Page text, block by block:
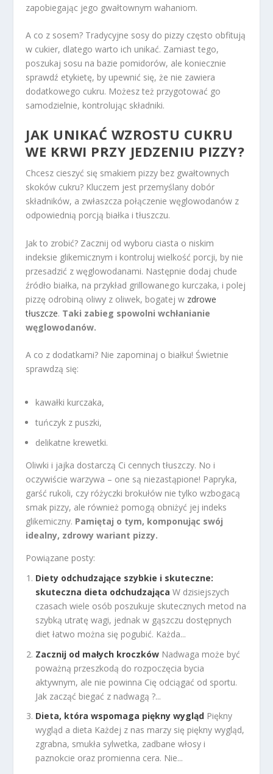
zapobiegając jego gwałtownym wahaniom.
A co z sosem? Tradycyjne sosy do pizzy często obfitują
w cukier, dlatego warto ich unikać. Zamiast tego,
poszukaj sosu na bazie pomidorów, ale koniecznie
sprawdź etykietę, by upewnić się, że nie zawiera
dodatkowego cukru. Możesz też przygotować go
samodzielnie, kontrolując składniki.
JAK UNIKAĆ WZROSTU CUKRU
WE KRWI PRZY JEDZENIU PIZZY?
Chcesz cieszyć się smakiem pizzy bez gwałtownych
skoków cukru? Kluczem jest przemyślany dobór
składników, a zwłaszcza połączenie węglowodanów z
odpowiednią porcją białka i tłuszczu.
Jak to zrobić? Zacznij od wyboru ciasta o niskim
indeksie glikemicznym i kontroluj wielkość porcji, by nie
przesadzić z węglowodanami. Następnie dodaj chude
źródło białka, na przykład grillowanego kurczaka, i polej
pizzę odrobiną oliwy z oliwek, bogatej w zdrowe
tłuszcze. Taki zabieg spowolni wchłanianie
węglowodanów.
A co z dodatkami? Nie zapominaj o białku! Świetnie
sprawdzą się:
kawałki kurczaka,
tuńczyk z puszki,
delikatne krewetki.
Oliwki i jajka dostarczą Ci cennych tłuszczy. No i
oczywiście warzywa – one są niezastąpione! Papryka,
garść rukoli, czy różyczki brokułów nie tylko wzbogacą
smak pizzy, ale również pomogą obniżyć jej indeks
glikemiczny. Pamiętaj o tym, komponując swój
idealny, zdrowy wariant pizzy.
Powiązane posty:
Diety odchudzające szybkie i skuteczne:
skuteczna dieta odchudzająca W dzisiejszych
czasach wiele osób poszukuje skutecznych metod na
szybką utratę wagi, jednak w gąszczu dostępnych
diet łatwo można się pogubić. Każda...
Zacznij od małych kroczków Nadwaga może być
poważną przeszkodą do rozpoczęcia bycia
aktywnym, ale nie powinna Cię odciągać od sportu.
Jak zacząć biegać z nadwagą ?...
Dieta, która wspomaga piękny wygląd Piękny
wygląd a dieta Każdej z nas marzy się piękny wygląd,
zgrabna, smukła sylwetka, zadbane włosy i
paznokcie oraz promienna cera. Nie...